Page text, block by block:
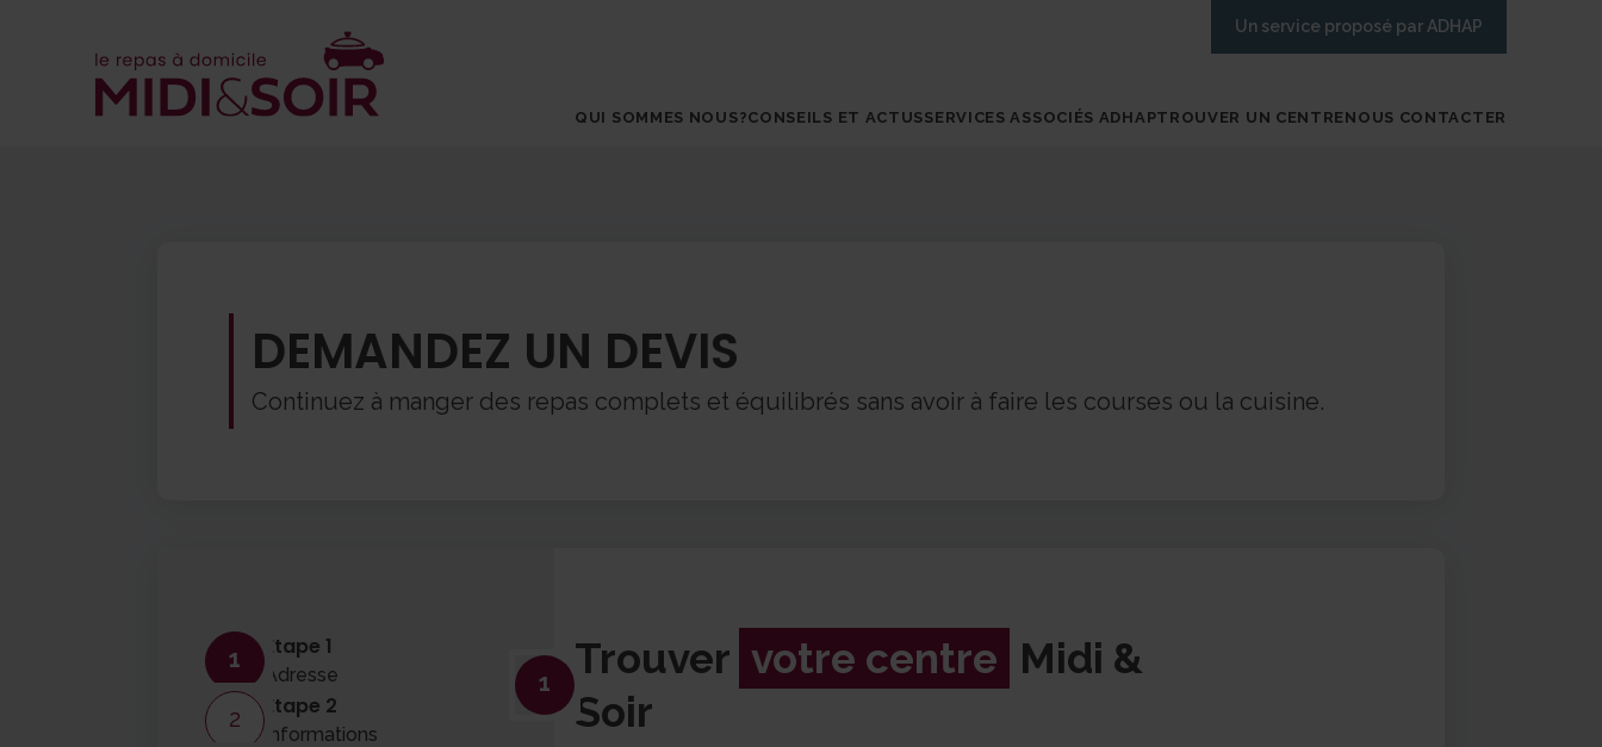
Un service proposé par ADHAP
QUI SOMMES NOUS?CONSEILS ET ACTUSSERVICES ASSOCIÉS ADHAPTROUVER UN CENTRENOUS CONTACTER
DEMANDEZ UN DEVIS
Continuez à manger des repas complets et équilibrés sans avoir à faire les courses ou la cuisine.
1 Étape 1
Adresse
2 Étape 2
Informations
1 Trouver votre centre Midi &
Soir